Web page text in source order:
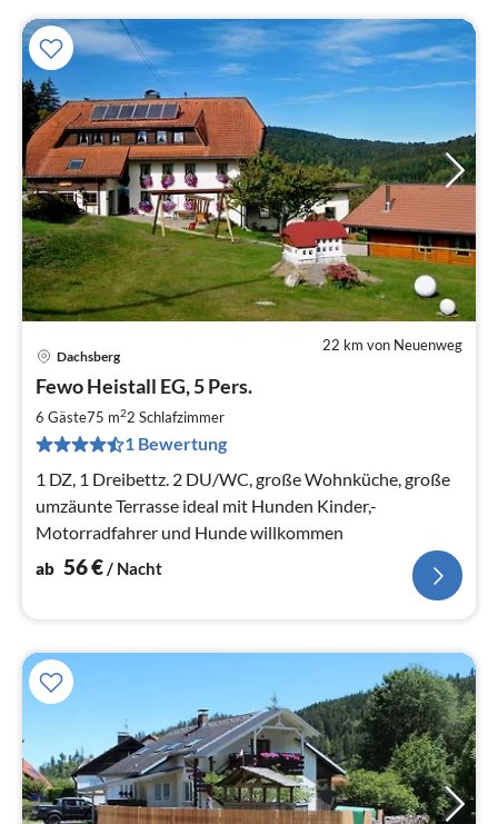
22 km von Neuenweg
Dachsberg
Fewo Heistall EG, 5 Pers.
6 Gäste75 m22 Schlafzimmer
1 Bewertung
1 DZ, 1 Dreibettz. 2 DU/WC, große Wohnküche, große
umzäunte Terrasse ideal mit Hunden Kinder,-
Motorradfahrer und Hunde willkommen
ab 56€/ Nacht